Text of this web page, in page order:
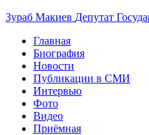
Зураб Макиев Депутат
Главная
Биография
Новости
Публикации в СМИ
Интервью
Фото
Видео
Приёмная